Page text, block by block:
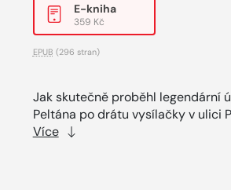
E-kniha
359 Kč
EPUB (296 stran)
Jak skutečně proběhl legendární
Peltána po drátu vysílačky v ulici
Více